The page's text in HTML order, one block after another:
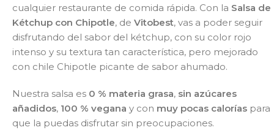
cualquier restaurante de comida rápida. Con la Salsa de
Kétchup con Chipotle, de Vitobest, vas a poder seguir
disfrutando del sabor del kétchup, con su color rojo
intenso y su textura tan característica, pero mejorado
con chile Chipotle picante de sabor ahumado.
Nuestra salsa es 0 % materia grasa, sin azúcares
añadidos, 100 % vegana y con muy pocas calorías para
que la puedas disfrutar sin preocupaciones.